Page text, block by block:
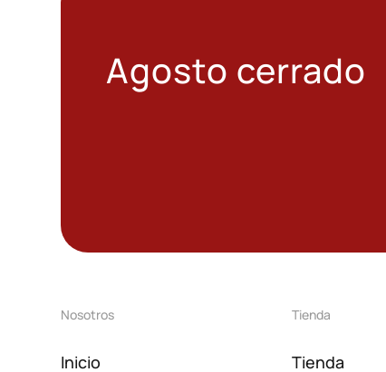
Agosto cerrado
Nosotros
Inicio
Tienda
Tienda